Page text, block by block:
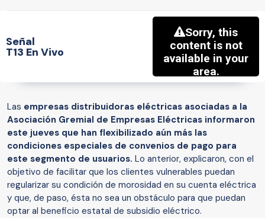
Señal
T13 En Vivo
Las empresas distribuidoras eléctricas asociadas a la
Asociación Gremial de Empresas Eléctricas informaron
este jueves que han flexibilizado aún más las
condiciones especiales de convenios de pago para
este segmento de usuarios. Lo anterior, explicaron, con el
objetivo de facilitar que los clientes vulnerables puedan
regularizar su condición de morosidad en su cuenta eléctrica
y que, de paso, ésta no sea un obstáculo para que puedan
optar al beneficio estatal de subsidio eléctrico.